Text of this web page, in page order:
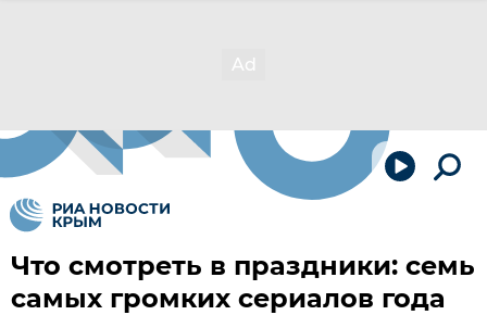
Что смотреть в праздники: семь
самых громких сериалов года